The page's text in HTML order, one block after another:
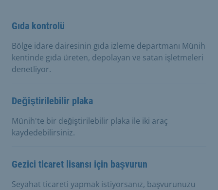
Gıda kontrolü
Bölge idare dairesinin gıda izleme departmanı Münih
kentinde gıda üreten, depolayan ve satan işletmeleri
denetliyor.
Değiştirilebilir plaka
Münih'te bir değiştirilebilir plaka ile iki araç
kaydedebilirsiniz.
Gezici ticaret lisansı için başvurun
Seyahat ticareti yapmak istiyorsanız, başvurunuzu